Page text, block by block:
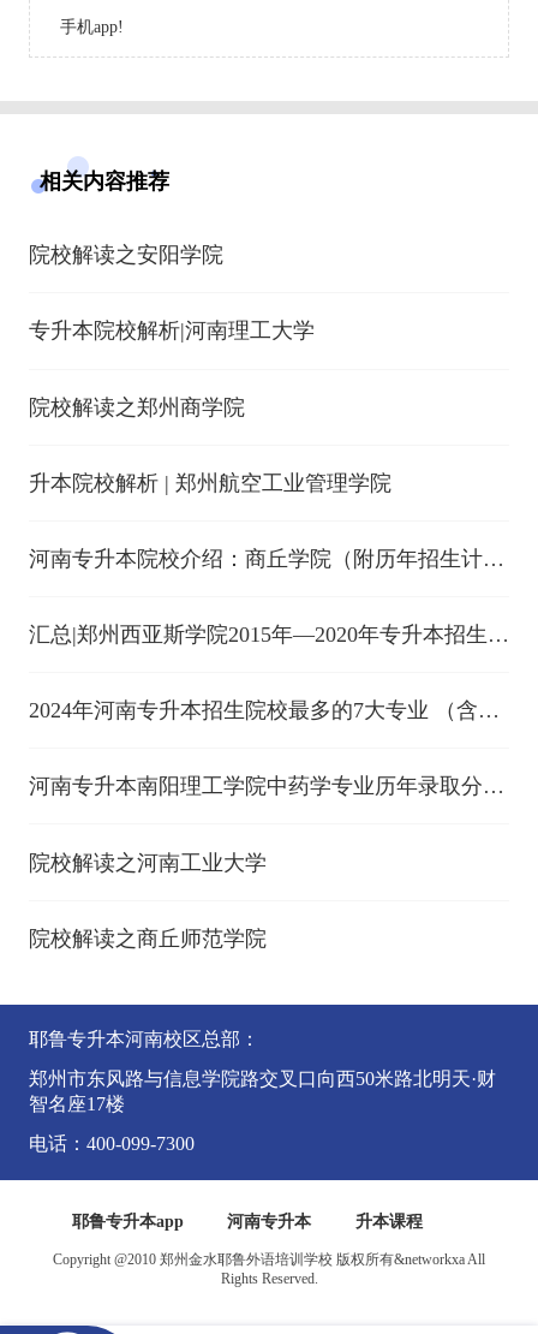
手机app!
相关内容推荐
院校解读之安阳学院
专升本院校解析|河南理工大学
院校解读之郑州商学院
升本院校解析 | 郑州航空工业管理学院
河南专升本院校介绍：商丘学院（附历年招生计
汇总|郑州西亚斯学院2015年—2020年专升本招生计
2024年河南专升本招生院校最多的7大专业 （含招
河南专升本南阳理工学院中药学专业历年录取分数
院校解读之河南工业大学
院校解读之商丘师范学院
耶鲁专升本河南校区总部：
郑州市东风路与信息学院路交叉口向西50米路北明天·财
智名座17楼
电话：400-099-7300
耶鲁专升本app 河南专升本 升本课程
Copyright @2010 郑州金水耶鲁外语培训学校 版权所有&networkxa All
Rights Reserved.